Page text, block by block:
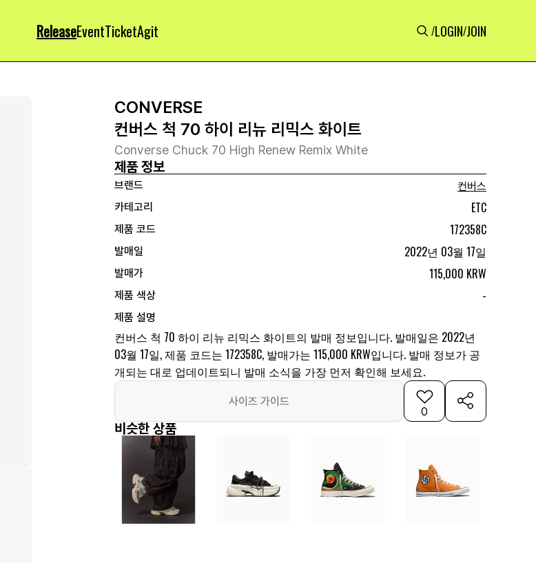
ReleaseEventTicketAgit /LOGIN/JOIN
CONVERSE
컨버스 척 70 하이 리뉴 리믹스 화이트
Converse Chuck 70 High Renew Remix White
제품 정보
브랜드
컨버스
카테고리
ETC
제품 코드 172358C
발매일 2022년 03월 17일
발매가 115,000 KRW
제품 색상 -
제품 설명
컨버스 척 70 하이 리뉴 리믹스 화이트의 발매 정보입니다. 발매일은 2022년
03월 17일, 제품 코드는 172358C, 발매가는 115,000 KRW입니다. 발매 정보가 공
개되는 대로 업데이트되니 발매 소식을 가장 먼저 확인해 보세요.
사이즈 가이드
0
비슷한 상품